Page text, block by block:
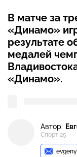
В матче за
«Динамо»
результате
медалей
«Динамо».
Автор:
Спорт 25